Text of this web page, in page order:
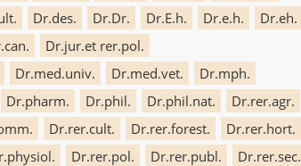
Dr.des. Dr.Dr. Dr.E.h. Dr.e.h.
Dr.eh.
Dr.jur.et rer.pol.
Dr.med.univ. Dr.med.vet.
Dr.mph.
Dr.pharm. Dr.phil. Dr.phil.nat.
Dr.rer.agr.
Dr.rer.cult. Dr.rer.forest.
Dr.rer.hort.
Dr.rer.pol. Dr.rer.publ.
Dr.rer.sec.